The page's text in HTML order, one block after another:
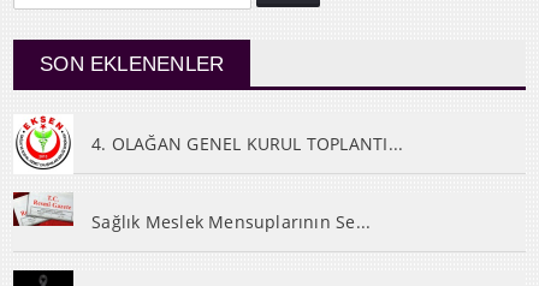
SON EKLENENLER
4. OLAĞAN GENEL KURUL TOPLANTI...
Sağlık Meslek Mensuplarının Se...